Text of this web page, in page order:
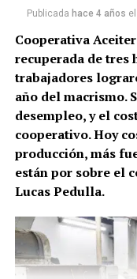
Publicada hace 4 años el
Cooperativa
recuperada de tres
trabajadores
año del macrismo.
desempleo, y el
cooperativo. Hoy
producción, más
están por sobre el
Lucas Pedulla.